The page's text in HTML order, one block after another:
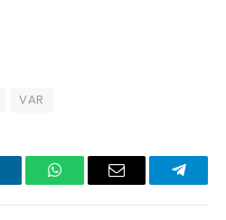
VAR
WhatsAppEmail